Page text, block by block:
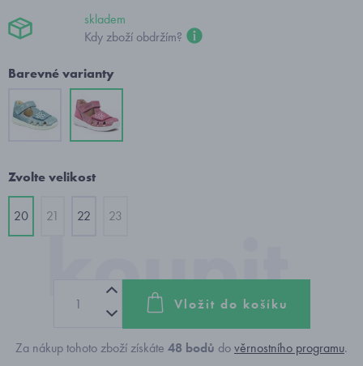
skladem
Kdy zboží obdržím?
Barevné varianty
Zvolte velikost
20 21 22 23
Vložit do košíku
Za nákup tohoto zboží získáte 48 bodů dověrnostního programu.